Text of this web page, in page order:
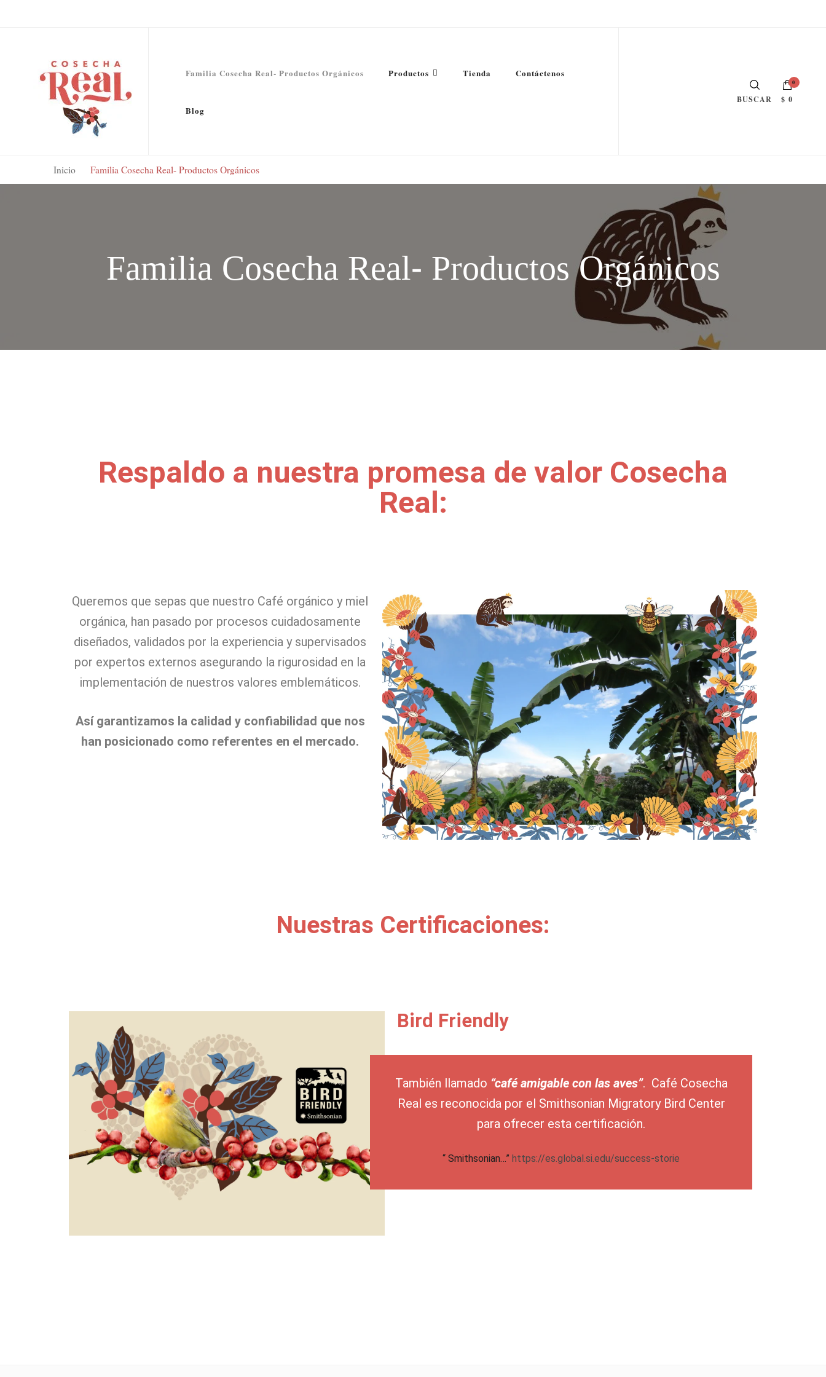
Cafe Orgánico Cosecha Real
Creadores de productos orgánicos como café y miel cerca a Bogotá, dejate deleitar y vive una experiencia cafetera completa
Familia Cosecha Real- Productos Orgánicos Productos Tienda Contáctenos
Blog
BUSCAR
0
$ 0
Inicio Familia Cosecha Real- Productos Orgánicos
Familia Cosecha Real- Productos Orgánicos
Respaldo a nuestra promesa de valor Cosecha
Real:
Queremos que sepas que nuestro Café orgánico y miel
orgánica, han pasado por procesos cuidadosamente
diseñados, validados por la experiencia y supervisados
por expertos externos asegurando la rigurosidad en la
implementación de nuestros valores emblemáticos.
Así garantizamos la calidad y confiabilidad que nos
han posicionado como referentes en el mercado.
Nuestras Certificaciones:
Bird Friendly
También llamado “café amigable con las aves”. Café Cosecha
Real es reconocida por el Smithsonian Migratory Bird Center
para ofrecer esta certificación.
“ Smithsonian…” https://es.global.si.edu/success-storie